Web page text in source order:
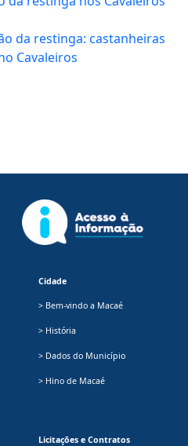
da restinga: castanheiras
Cavaleiros
Cidade
> Bem-vindo a Macaé
> História
> Dados do Município
> Hino de Macaé
Licitações e Contratos